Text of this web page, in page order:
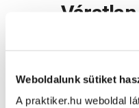
Weboldalunk sütiket
A praktiker.hu weboldal